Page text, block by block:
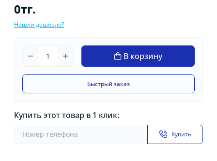
0тг.
Нашли дешевле?
В корзину
Быстрый заказ
Купить этот товар в 1 клик:
Купить